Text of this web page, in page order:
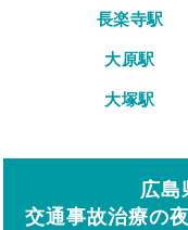
長楽寺駅
大原駅
大塚駅
広島
交通事故治療の